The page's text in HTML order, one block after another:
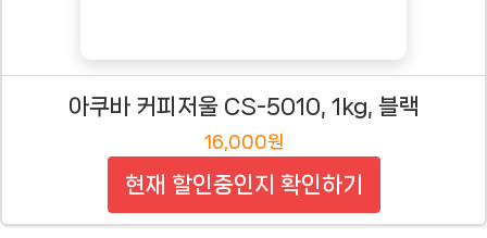
아쿠바 커피저울 CS-5010, 1kg, 블랙
16,000원
현재 할인중인지 확인하기